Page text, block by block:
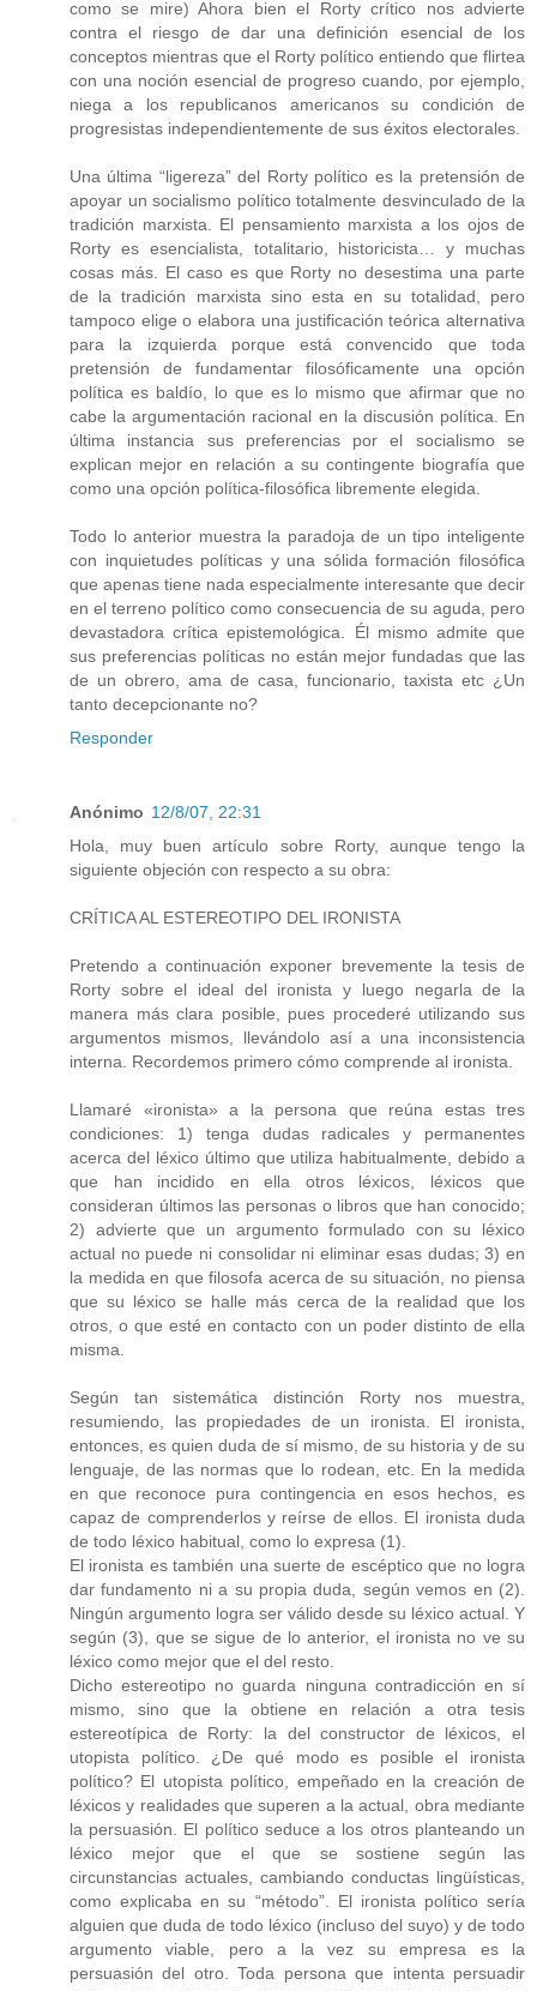
como se mire) Ahora bien el Rorty crítico nos advierte
contra el riesgo de dar una definición esencial de los
conceptos mientras que el Rorty político entiendo que flirtea
con una noción esencial de progreso cuando, por ejemplo,
niega a los republicanos americanos su condición de
progresistas independientemente de sus éxitos electorales.
Una última “ligereza” del Rorty político es la pretensión de
apoyar un socialismo político totalmente desvinculado de la
tradición marxista. El pensamiento marxista a los ojos de
Rorty es esencialista, totalitario, historicista… y muchas
cosas más. El caso es que Rorty no desestima una parte
de la tradición marxista sino esta en su totalidad, pero
tampoco elige o elabora una justificación teórica alternativa
para la izquierda porque está convencido que toda
pretensión de fundamentar filosóficamente una opción
política es baldío, lo que es lo mismo que afirmar que no
cabe la argumentación racional en la discusión política. En
última instancia sus preferencias por el socialismo se
explican mejor en relación a su contingente biografía que
como una opción política-filosófica libremente elegida.
Todo lo anterior muestra la paradoja de un tipo inteligente
con inquietudes políticas y una sólida formación filosófica
que apenas tiene nada especialmente interesante que decir
en el terreno político como consecuencia de su aguda, pero
devastadora crítica epistemológica. Él mismo admite que
sus preferencias políticas no están mejor fundadas que las
de un obrero, ama de casa, funcionario, taxista etc ¿Un
tanto decepcionante no?
Responder
Anónimo 12/8/07, 22:31
Hola, muy buen artículo sobre Rorty, aunque tengo la
siguiente objeción con respecto a su obra:
CRÍTICA AL ESTEREOTIPO DEL IRONISTA
Pretendo a continuación exponer brevemente la tesis de
Rorty sobre el ideal del ironista y luego negarla de la
manera más clara posible, pues procederé utilizando sus
argumentos mismos, llevándolo así a una inconsistencia
interna. Recordemos primero cómo comprende al ironista.
Llamaré «ironista» a la persona que reúna estas tres
condiciones: 1) tenga dudas radicales y permanentes
acerca del léxico último que utiliza habitualmente, debido a
que han incidido en ella otros léxicos, léxicos que
consideran últimos las personas o libros que han conocido;
2) advierte que un argumento formulado con su léxico
actual no puede ni consolidar ni eliminar esas dudas; 3) en
la medida en que filosofa acerca de su situación, no piensa
que su léxico se halle más cerca de la realidad que los
otros, o que esté en contacto con un poder distinto de ella
misma.
Según tan sistemática distinción Rorty nos muestra,
resumiendo, las propiedades de un ironista. El ironista,
entonces, es quien duda de sí mismo, de su historia y de su
lenguaje, de las normas que lo rodean, etc. En la medida
en que reconoce pura contingencia en esos hechos, es
capaz de comprenderlos y reírse de ellos. El ironista duda
de todo léxico habitual, como lo expresa (1).
El ironista es también una suerte de escéptico que no logra
dar fundamento ni a su propia duda, según vemos en (2).
Ningún argumento logra ser válido desde su léxico actual. Y
según (3), que se sigue de lo anterior, el ironista no ve su
léxico como mejor que el del resto.
Dicho estereotipo no guarda ninguna contradicción en sí
mismo, sino que la obtiene en relación a otra tesis
estereotípica de Rorty: la del constructor de léxicos, el
utopista político. ¿De qué modo es posible el ironista
político? El utopista político, empeñado en la creación de
léxicos y realidades que superen a la actual, obra mediante
la persuasión. El político seduce a los otros planteando un
léxico mejor que el que se sostiene según las
circunstancias actuales, cambiando conductas lingüísticas,
como explicaba en su “método”. El ironista político sería
alguien que duda de todo léxico (incluso del suyo) y de todo
argumento viable, pero a la vez su empresa es la
persuasión del otro. Toda persona que intenta persuadir